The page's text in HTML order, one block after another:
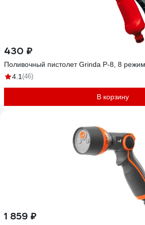
430 ₽
Поливочный пистолет Grinda P-8, 8
4.1 (46)
В корзину
1 859 ₽